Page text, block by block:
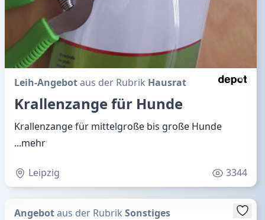
Leih-Angebotaus der Rubrik Hausrat
Krallenzange für Hunde
Krallenzange für mittelgroße bis große Hunde
...mehr
Leipzig 3344
Angebotaus der Rubrik Sonstiges